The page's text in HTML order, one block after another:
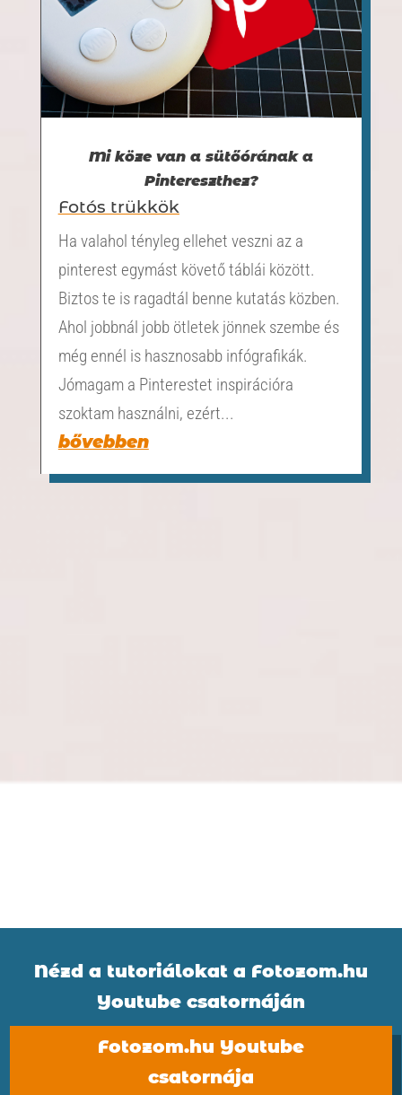
Mi köze van a sütőórának a
Pintereszthez?
Fotós trükkök
Ha valahol tényleg ellehet veszni az a
pinterest egymást követő táblái között.
Biztos te is ragadtál benne kutatás közben.
Ahol jobbnál jobb ötletek jönnek szembe és
még ennél is hasznosabb infógrafikák.
Jómagam a Pinterestet inspirációra
szoktam használni, ezért...
bővebben
Nézd a tutoriálokat a Fotozom.hu
Youtube csatornáján
Fotozom.hu Youtube
csatornája